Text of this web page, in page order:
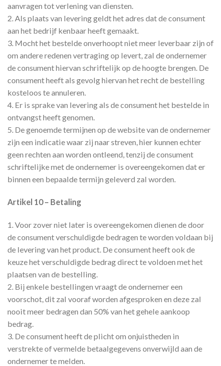
aanvragen tot verlening van diensten.
2. Als plaats van levering geldt het adres dat de consument
aan het bedrijf kenbaar heeft gemaakt.
3. Mocht het bestelde onverhoopt niet meer leverbaar zijn of
om andere redenen vertraging op levert, zal de ondernemer
de consument hiervan schriftelijk op de hoogte brengen. De
consument heeft als gevolg hiervan het recht de bestelling
kosteloos te annuleren.
4. Er is sprake van levering als de consument het bestelde in
ontvangst heeft genomen.
5. De genoemde termijnen op de website van de ondernemer
zijn een indicatie waar zij naar streven, hier kunnen echter
geen rechten aan worden ontleend, tenzij de consument
schriftelijke met de ondernemer is overeengekomen dat er
binnen een bepaalde termijn geleverd zal worden.
Artikel 10 – Betaling
1. Voor zover niet later is overeengekomen dienen de door
de consument verschuldigde bedragen te worden voldaan bij
de levering van het product. De consument heeft ook de
keuze het verschuldigde bedrag direct te voldoen met het
plaatsen van de bestelling.
2. Bij enkele bestellingen vraagt de ondernemer een
voorschot, dit zal vooraf worden afgesproken en deze zal
nooit meer bedragen dan 50% van het gehele aankoop
bedrag.
3. De consument heeft de plicht om onjuistheden in
verstrekte of vermelde betaalgegevens onverwijld aan de
ondernemer te melden.